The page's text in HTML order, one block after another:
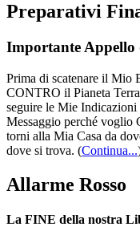
Preparativi
Importante Appello
Prima di scatenare il Mio
CONTRO il Pianeta
seguire le Mie
Messaggio perché
torni alla Mia Casa da
dove si trova. (Continua...
Allarme Rosso
La FINE della nostra